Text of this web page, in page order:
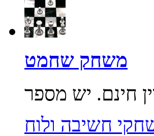
משחק שחמט
חשיבה ולוח